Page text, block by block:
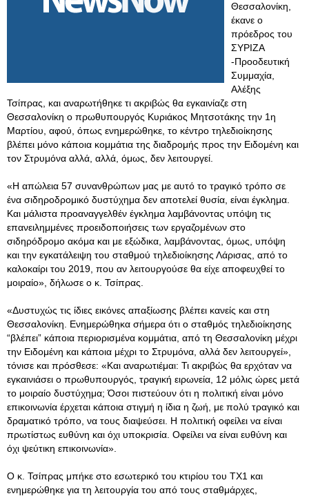
Θεσσαλονίκη,
έκανε ο
πρόεδρος του
ΣΥΡΙΖΑ
-Προοδευτική
Συμμαχία,
Αλέξης
Τσίπρας, και αναρωτήθηκε τι ακριβώς θα εγκαινίαζε στη
Θεσσαλονίκη ο πρωθυπουργός Κυριάκος Μητσοτάκης την 1η
Μαρτίου, αφού, όπως ενημερώθηκε, το κέντρο τηλεδιοίκησης
βλέπει μόνο κάποια κομμάτια της διαδρομής προς την Ειδομένη και
τον Στρυμόνα αλλά, αλλά, όμως, δεν λειτουργεί.
«Η απώλεια 57 συνανθρώπων μας με αυτό το τραγικό τρόπο σε
ένα σιδηροδρομικό δυστύχημα δεν αποτελεί θυσία, είναι έγκλημα.
Και μάλιστα προαναγγελθέν έγκλημα λαμβάνοντας υπόψη τις
επανειλημμένες προειδοποιήσεις των εργαζομένων στο
σιδηρόδρομο ακόμα και με εξώδικα, λαμβάνοντας, όμως, υπόψη
και την εγκατάλειψη του σταθμού τηλεδιοίκησης Λάρισας, από το
καλοκαίρι του 2019, που αν λειτουργούσε θα είχε αποφευχθεί το
μοιραίο», δήλωσε ο κ. Τσίπρας.
«Δυστυχώς τις ίδιες εικόνες απαξίωσης βλέπει κανείς και στη
Θεσσαλονίκη . Ενημερώθηκα σήμερα ότι ο σταθμός τηλεδιοίκησης
“βλέπει” κάποια περιορισμένα κομμάτια, από τη Θεσσαλονίκη μέχρι
την Ειδομένη και κάποια μέχρι το Στρυμόνα, αλλά δεν λειτουργεί»,
τόνισε και πρόσθεσε: «Και αναρωτιέμαι: Τι ακριβώς θα ερχόταν να
εγκαινιάσει ο πρωθυπουργός, τραγική ειρωνεία, 12 μόλις ώρες μετά
το μοιραίο δυστύχημα; Όσοι πιστεύουν ότι η πολιτική είναι μόνο
επικοινωνία έρχεται κάποια στιγμή η ίδια η ζωή, με πολύ τραγικό και
δραματικό τρόπο, να τους διαψεύσει. Η πολιτική οφείλει να είναι
πρωτίστως ευθύνη και όχι υποκρισία. Οφείλει να είναι ευθύνη και
όχι ψεύτικη επικοινωνία».
Ο κ. Τσίπρας μπήκε στο εσωτερικό του κτιρίου του ΤΧ1 και
ενημερώθηκε για τη λειτουργία του από τους σταθμάρχες,